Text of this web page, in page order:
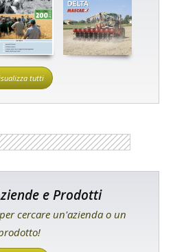
tutti
e Prodotti
cercare un'azienda o un